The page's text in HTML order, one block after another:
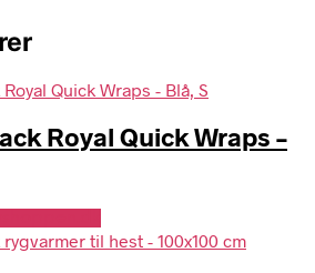
Royal Quick Wraps –